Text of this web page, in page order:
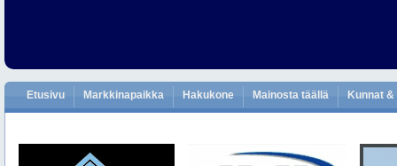
Etusivu Markkinapaikka Hakukone Mainosta täällä Kunnat